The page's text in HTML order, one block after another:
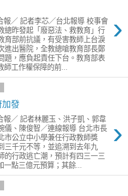
›
報／ 記者李芯／台北報導 校事會
總昨發起「廢惡法、救教育」行
育部前抗議，有受害教師上台淚
進出醫院，全教總嗆教育部長鄭
題，應負起責任下台。教育部表
工作權保障的前...
加發
›
報／ 記者林麗玉、洪子凱、郭韋
儀、陳俊智／連線報導 台北市長
市公立中小學兼任行政教師獎
三千元不等，並追溯到去年九
的行政逃亡潮，預計有四三一三
點三億元預算；其餘...